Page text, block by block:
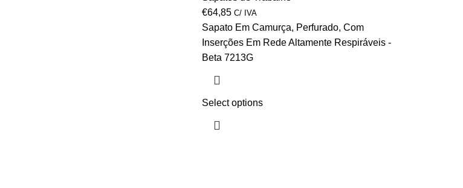
€64,85 C/ IVA
Sapato Em Camurça, Perfurado, Com
Inserções Em Rede Altamente Respiráveis -
Beta 7213G
Select options